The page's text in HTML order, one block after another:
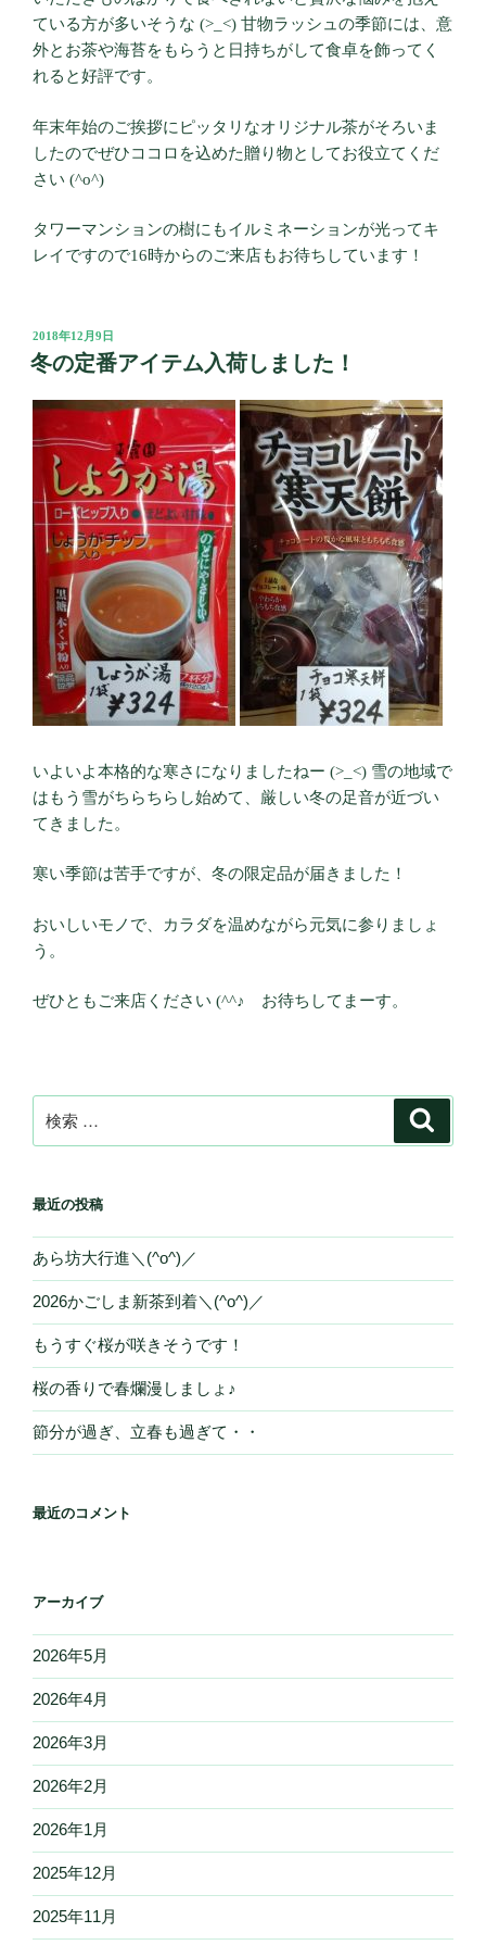
ている方が多いそうな (>_<) 甘物ラッシュの季節には、意
外とお茶や海苔をもらうと日持ちがして食卓を飾ってく
れると好評です。
年末年始のご挨拶にピッタリなオリジナル茶がそろいま
したのでぜひココロを込めた贈り物としてお役立てくだ
さい (^o^)
タワーマンションの樹にもイルミネーションが光ってキ
レイですので16時からのご来店もお待ちしています！
投
稿
日:
2018年12月9日
冬の定番アイテム入荷しました！
いよいよ本格的な寒さになりましたねー (>_<) 雪の地域で
はもう雪がちらちらし始めて、厳しい冬の足音が近づい
てきました。
寒い季節は苦手ですが、冬の限定品が届きました！
おいしいモノで、カラダを温めながら元気に参りましょ
う。
ぜひともご来店ください (^^♪ お待ちしてまーす。
索:
最近の投稿
あら坊大行進＼(^o^)／
2026かごしま新茶到着＼(^o^)／
もうすぐ桜が咲きそうです！
桜の香りで春爛漫しましょ♪
節分が過ぎ、立春も過ぎて・・
最近のコメント
アーカイブ
2026年5月
2026年4月
2026年3月
2026年2月
2026年1月
2025年12月
2025年11月